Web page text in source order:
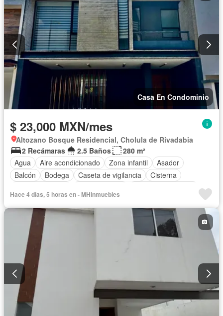
Casa En Condominio
$ 23,000 MXN/mes
Altozano Bosque Residencial, Cholula de Rivadabia
2 Recámaras
2.5 Baños
280 m²
Agua
Aire acondicionado Zona infantil
Asador
Balcón
Bodega Caseta de vigilancia
Cisterna
Electricidad
Estacionamiento
Recámara con closet
Azotea
Vista panorámica
Completamente amueblado
Hace 4 días, 5 horas en - MHinmuebles